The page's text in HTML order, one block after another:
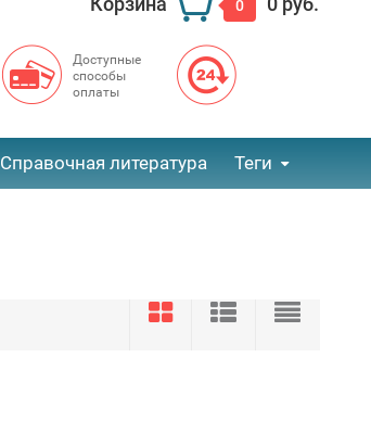
0
Доступные
способы
оплаты
Справочная литература Теги